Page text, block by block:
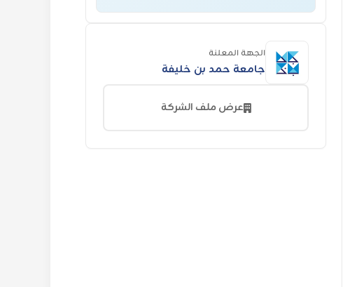
الجهة المعلنة
جامعة حمد بن خليفة
عرض ملف الشركة